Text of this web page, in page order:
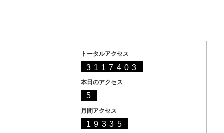
トータルアクセス
3117403
本日のアクセス
5
月間アクセス
19335